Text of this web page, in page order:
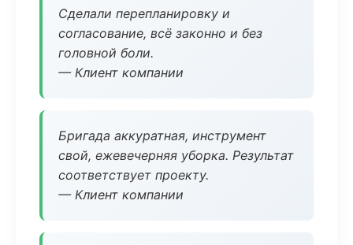
Сделали перепланировку и
согласование, всё законно и без
головной боли.
— Клиент компании
Бригада аккуратная, инструмент
свой, ежевечерняя уборка. Результат
соответствует проекту.
— Клиент компании